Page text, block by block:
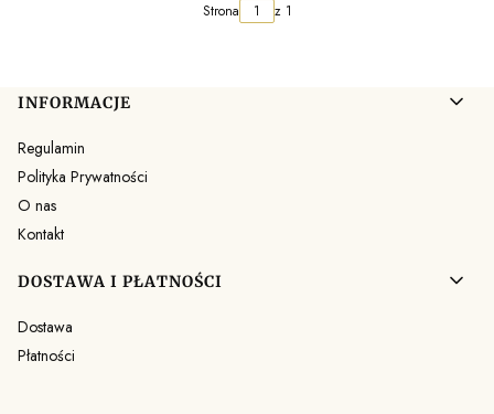
Strona z 1
Linki w stopce
INFORMACJE
Regulamin
Polityka Prywatności
O nas
Kontakt
DOSTAWA I PŁATNOŚCI
Dostawa
Płatności